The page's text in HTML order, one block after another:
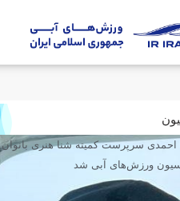
احمدی سرپرست کمیته شنا هنری بانوان
ورزش‌های آبی شد